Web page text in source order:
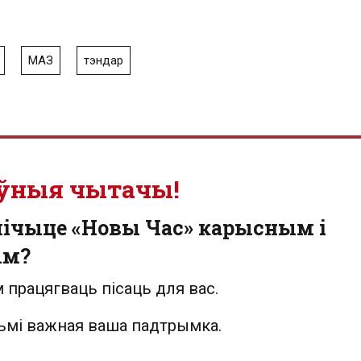
МАЗ тэндар
чытачы!
«Новы Час» карысным і
пісаць для вас.
важная ваша падтрымка.